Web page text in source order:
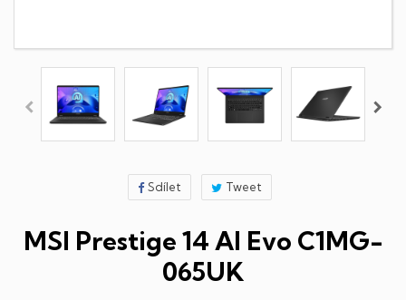
Sdílet Tweet
MSI Prestige 14 AI Evo C1MG-
065UK